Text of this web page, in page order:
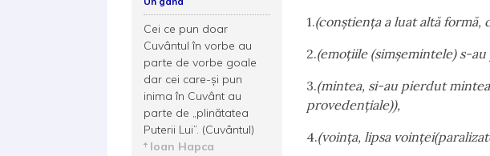
1.(conştienţa a luat altă
2.(emoţiile (simşemintele) s-
3.(mintea, si-au pierdut
provedenţiale)),
4.(voinţa, lipsa
Cei ce pun doar
Cuvântul în vorbe au
parte de vorbe goale
dar cei care-și pun
inima în Cuvânt au
parte de „plinătatea
Puterii Lui”. (Cuvântul)
Ioan Hapca